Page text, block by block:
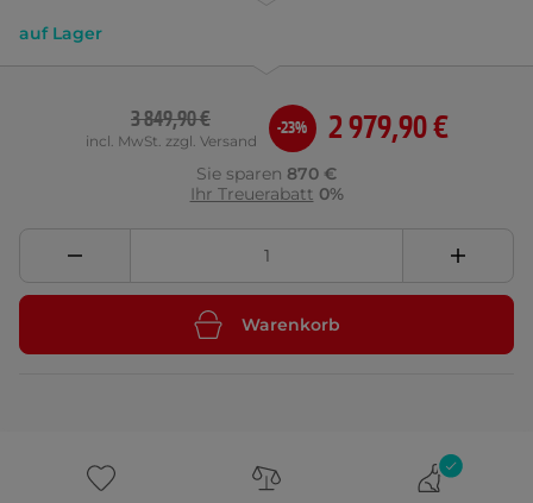
auf Lager
2 979,90 €
3 849,90 €
incl. MwSt. zzgl. Versand
-23%
Sie sparen 870 €
Ihr Treuerabatt 0%
Warenkorb